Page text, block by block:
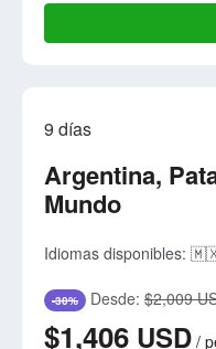
9 días
Argentina,
Mundo
Idiomas disponibles: 🇲🇽
-30% Desde: $2,009
$1,406 USD /